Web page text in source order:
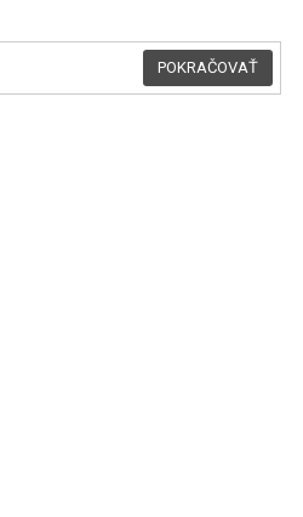
POKRAČOVAŤ